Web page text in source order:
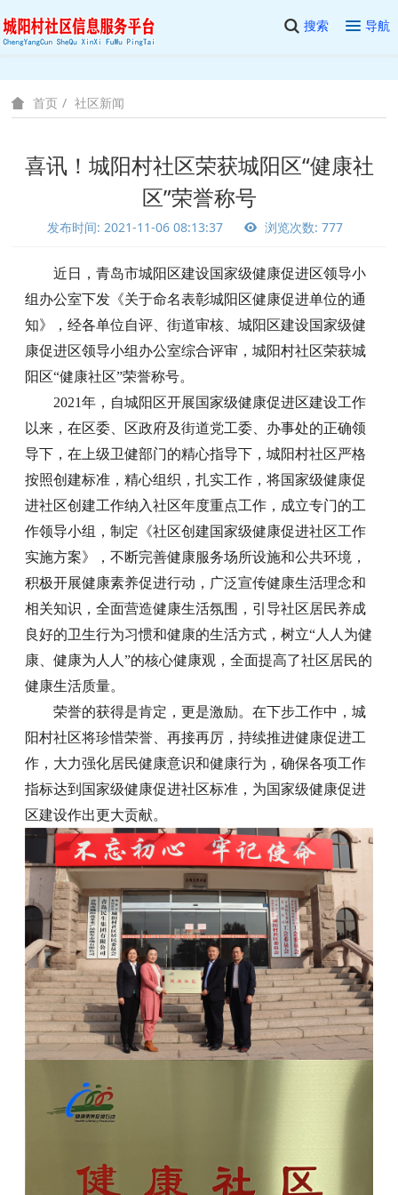
搜索 导航
首页 社区新闻
喜讯！城阳村社区荣获城阳区“健康社
区”荣誉称号
发布时间: 2021-11-06 08:13:37 浏览次数: 777
近日，青岛市城阳区建设国家级健康促进区领导小
组办公室下发《关于命名表彰城阳区健康促进单位的通
知》，经各单位自评、街道审核、城阳区建设国家级健
康促进区领导小组办公室综合评审，城阳村社区荣获城
阳区“健康社区”荣誉称号。
2021年，自城阳区开展国家级健康促进区建设工作
以来，在区委、区政府及街道党工委、办事处的正确领
导下，在上级卫健部门的精心指导下，城阳村社区严格
按照创建标准，精心组织，扎实工作，将国家级健康促
进社区创建工作纳入社区年度重点工作，成立专门的工
作领导小组，制定《社区创建国家级健康促进社区工作
实施方案》，不断完善健康服务场所设施和公共环境，
积极开展健康素养促进行动，广泛宣传健康生活理念和
相关知识，全面营造健康生活氛围，引导社区居民养成
良好的卫生行为习惯和健康的生活方式，树立“人人为健
康、健康为人人”的核心健康观，全面提高了社区居民的
健康生活质量。
荣誉的获得是肯定，更是激励。在下步工作中，城
阳村社区将珍惜荣誉、再接再厉，持续推进健康促进工
作，大力强化居民健康意识和健康行为，确保各项工作
指标达到国家级健康促进社区标准，为国家级健康促进
区建设作出更大贡献。